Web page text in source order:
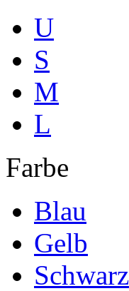
U
S
M
L
Farbe
Blau
Gelb
Schwarz